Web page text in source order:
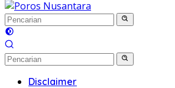
Disclaimer